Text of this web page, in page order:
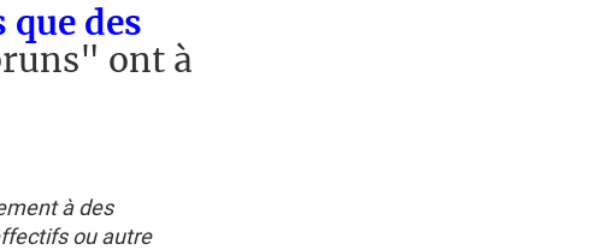
des
ont à
à des
ou autre